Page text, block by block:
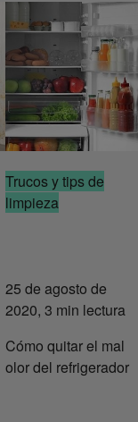
Trucos y tips de
limpieza
25 de agosto de
2020, 3 min lectura
Cómo quitar el mal
olor del refrigerador